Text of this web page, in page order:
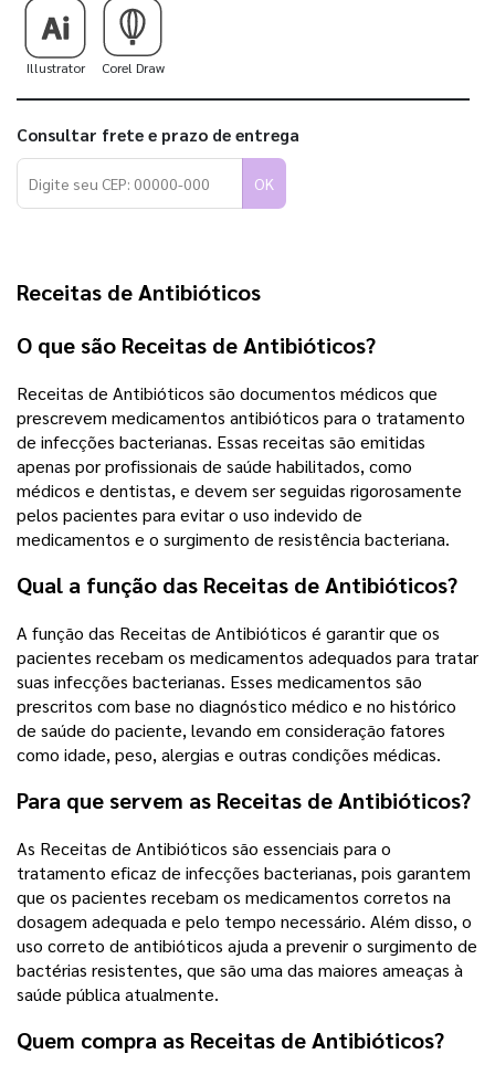
Illustrator Corel Draw
Consultar frete e prazo de entrega
OK
Receitas de Antibióticos
O que são Receitas de Antibióticos?
Receitas de Antibióticos são documentos médicos que
prescrevem medicamentos antibióticos para o tratamento
de infecções bacterianas. Essas receitas são emitidas
apenas por profissionais de saúde habilitados, como
médicos e dentistas, e devem ser seguidas rigorosamente
pelos pacientes para evitar o uso indevido de
medicamentos e o surgimento de resistência bacteriana.
Qual a função das Receitas de Antibióticos?
A função das Receitas de Antibióticos é garantir que os
pacientes recebam os medicamentos adequados para tratar
suas infecções bacterianas. Esses medicamentos são
prescritos com base no diagnóstico médico e no histórico
de saúde do paciente, levando em consideração fatores
como idade, peso, alergias e outras condições médicas.
Para que servem as Receitas de Antibióticos?
As Receitas de Antibióticos são essenciais para o
tratamento eficaz de infecções bacterianas, pois garantem
que os pacientes recebam os medicamentos corretos na
dosagem adequada e pelo tempo necessário. Além disso, o
uso correto de antibióticos ajuda a prevenir o surgimento de
bactérias resistentes, que são uma das maiores ameaças à
saúde pública atualmente.
Quem compra as Receitas de Antibióticos?